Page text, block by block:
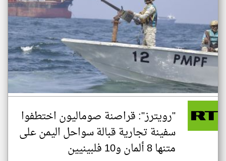
"رويترز": قراصنة صوماليون اختطفوا
سفينة تجارية قبالة سواحل اليمن على
متنها 8 ألمان و10 فلبينيين